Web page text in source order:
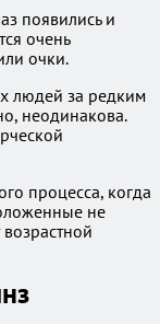
появились и
очень
очки.
людей за редким
неодинакова.
процесса, когда
не